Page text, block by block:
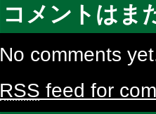
コメントはま
No comments
RSS feed for